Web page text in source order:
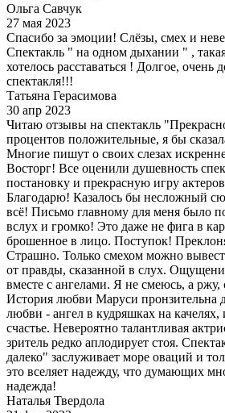
Ольга Савчук
27 мая 2023
Спасибо за эмоции! Слёзы, смех и
Спектакль " на одном дыхании " ,
хотелось расставаться ! Долгое, очень
спектакля!!!
Татьяна Герасимова
30 апр 2023
Читаю отзывы на спектакль
процентов положительные, я бы
Многие пишут о своих слезах
Восторг! Все оценили душевность
постановку и прекрасную игру
Благодарю! Казалось бы несложный
всё! Письмо главному для меня было
вслух и громко! Это даже не фига в
брошенное в лицо. Поступок!
Страшно. Только смехом можно
от правды, сказанной в слух.
вместе с ангелами. Я не смеюсь, а ржу,
История любви Маруси пронзительна
любви - ангел в кудряшках на
счастье. Невероятно талантливая
зритель редко аплодирует стоя.
далеко" заслуживает море оваций и
это вселяет надежду, что думающих
надежда!
Наталья Твердола